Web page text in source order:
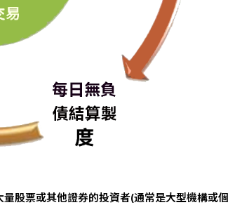
股票或其他證券的投資者(通常是大型機構或個